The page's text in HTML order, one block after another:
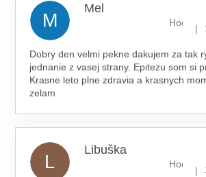
M
Mel
|
Dobry den velmi pekne dakujem za tak
jednanie z vasej strany. Epitezu som si
Krasne leto plne zdravia a krasnych
zelam
L
Libuška
|